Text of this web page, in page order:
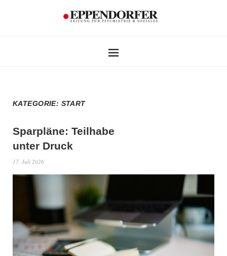
KATEGORIE: START
Sparpläne: Teilhabe
unter Druck
17. Juli 2026